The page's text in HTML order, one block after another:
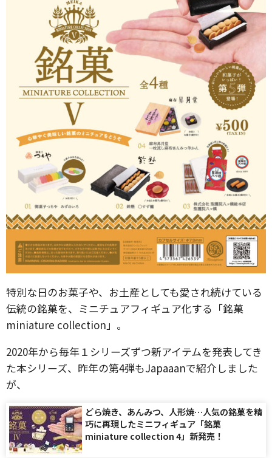
特別な日のお菓子や、お土産としても愛され続けている
伝統の銘菓を、ミニチュアフィギュア化する「銘菓
miniature collection」。
2020年から毎年１シリーズずつ新アイテムを発表してき
た本シリーズ、昨年の第4弾もJapaaanで紹介しました
が、
どら焼き、あんみつ、人形焼…人気の銘菓を精
巧に再現したミニフィギュア「銘菓
miniature collection 4」新発売！